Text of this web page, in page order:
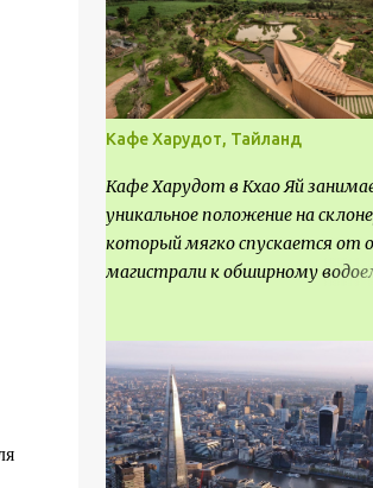
статье.
Кафе Харудот, Тайланд
Кафе Харудот в Кхао Яй
уникальное положение на
который мягко спускается от
магистрали к обширному
месте не только потенциал для
создания проекта кафе, но и
возможность обустроить
общедоступную смотровую